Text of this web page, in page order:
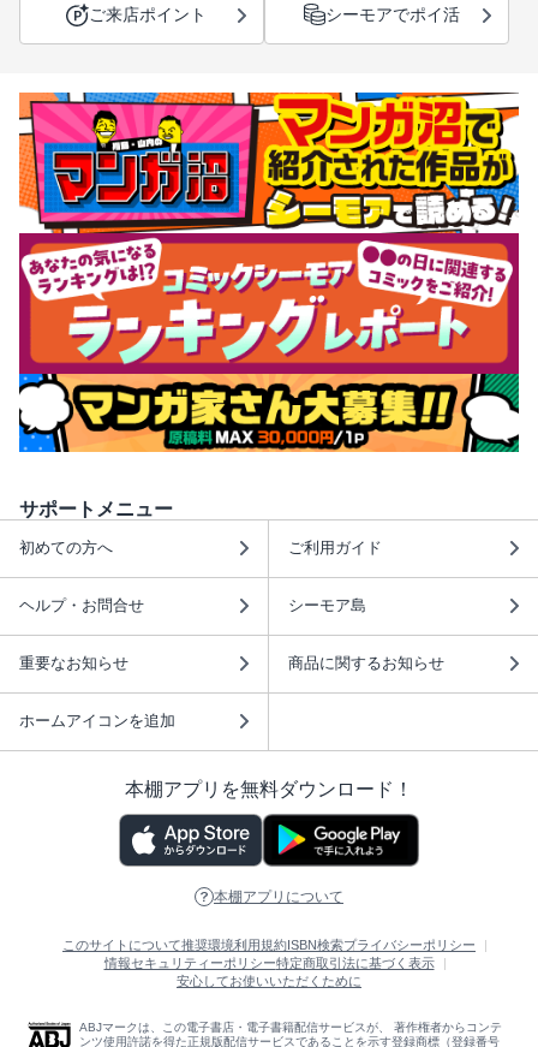
ご来店ポイント シーモアでポイ活
サポートメニュー
初めての方へ ご利用ガイド
ヘルプ・お問合せ シーモア島
重要なお知らせ 商品に関するお知らせ
ホームアイコンを追加
本棚アプリを無料ダウンロード！
本棚アプリについて
このサイトについて推奨環境利用規約ISBN検索プライバシーポリシー
情報セキュリティーポリシー特定商取引法に基づく表示
安心してお使いいただくために
ABJマークは、この電子書店・電子書籍配信サービスが、 著作権者からコンテ
ンツ使用許諾を得た正規版配信サービスであることを示す登録商標（登録番号